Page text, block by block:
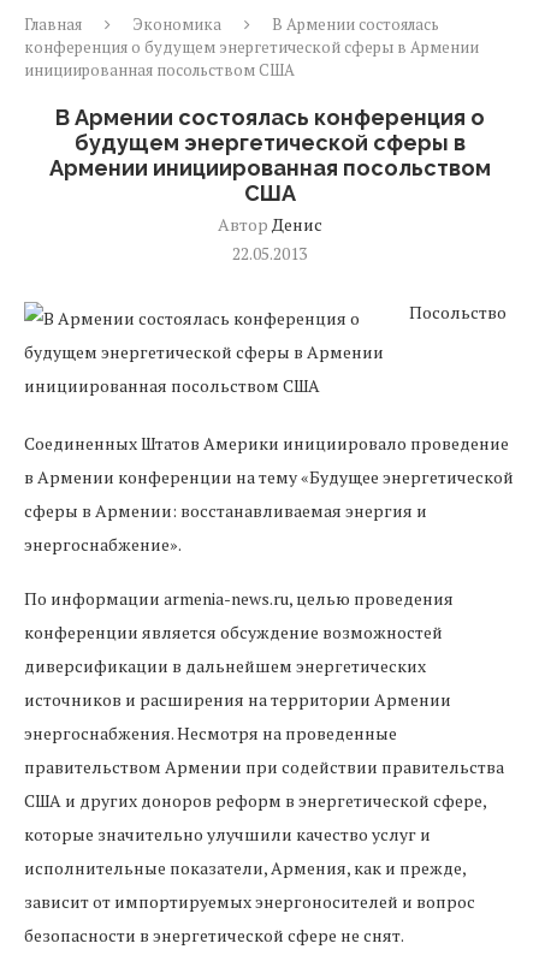
Главная Экономика
В Армении состоялась
конференция о будущем энергетической сферы в Армении
инициированная посольством США
В Армении состоялась конференция о
будущем энергетической сферы в
Армении инициированная посольством
США
Автор Денис
22.05.2013
Посольство
Соединенных Штатов Америки инициировало проведение
в Армении конференции на тему «Будущее энергетической
сферы в Армении: восстанавливаемая энергия и
энергоснабжение».
По информации armenia-news.ru, целью проведения
конференции является обсуждение возможностей
диверсификации в дальнейшем энергетических
источников и расширения на территории Армении
энергоснабжения. Несмотря на проведенные
правительством Армении при содействии правительства
США и других доноров реформ в энергетической сфере,
которые значительно улучшили качество услуг и
исполнительные показатели, Армения, как и прежде,
зависит от импортируемых энергоносителей и вопрос
безопасности в энергетической сфере не снят.